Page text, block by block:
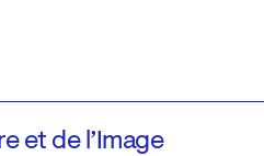
et de l’Image